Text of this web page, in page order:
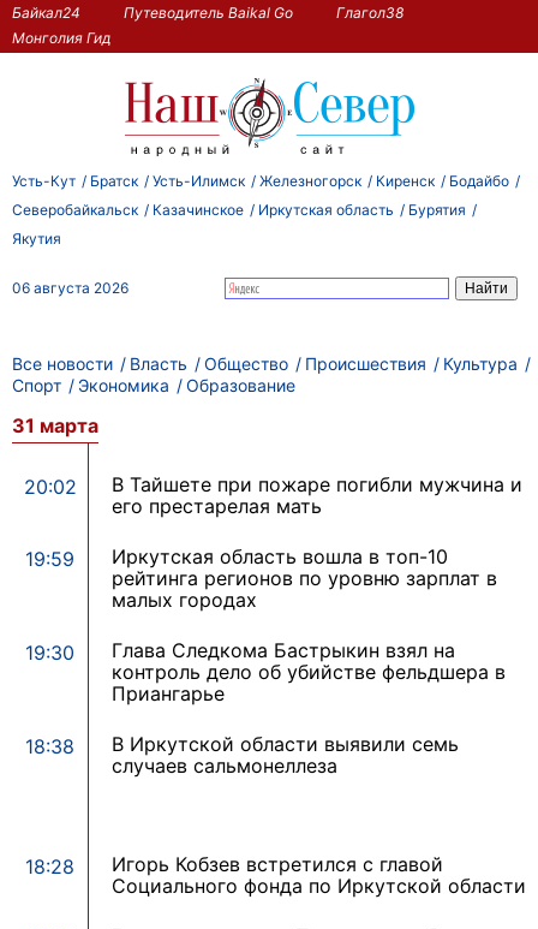
Байкал24 Путеводитель Baikal Go
Глагол38
Монголия Гид
Усть-Кут Братск Усть-Илимск Железногорск Киренск
Бодайбо
Северобайкальск
Казачинское Иркутская область
Бурятия
Якутия
06 августа 2026
Все новости Власть Общество Происшествия
Культура
Спорт
Экономика Образование
31 марта
20:02
В Тайшете при пожаре погибли мужчина и
его престарелая мать
19:59
Иркутская область вошла в топ-10
рейтинга регионов по уровню зарплат в
малых городах
19:30
Глава Следкома Бастрыкин взял на
контроль дело об убийстве фельдшера в
Приангарье
18:38
В Иркутской области выявили семь
случаев сальмонеллеза
18:28
Игорь Кобзев встретился с главой
Социального фонда по Иркутской области